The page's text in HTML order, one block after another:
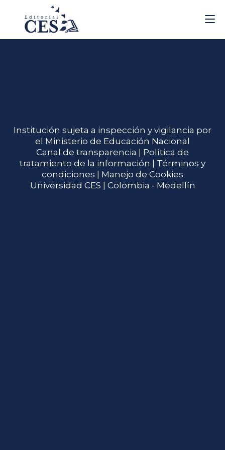
Institución sujeta a inspección y vigilancia por
el Ministerio de Educación Nacional
Canal de transparencia | Política de
tratamiento de la información
Términos y
condiciones | Manejo de Cookies
Universidad CES | Colombia - Medellín